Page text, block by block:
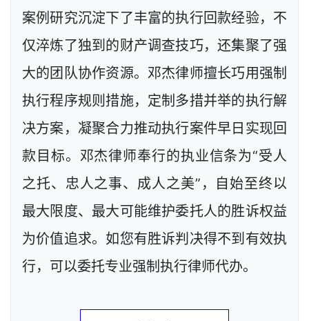
案例研究沉淀下了丰富的执行回款经验，不
仅淬炼了独到的财产调查技巧，还集聚了强
大的团队协作资源。邓杰律师擅长巧用强制
执行程序规则措施，定制多措并举的执行解
决方案，凝聚合力推动执行案件早日实现回
款目标。邓杰律师奉行的执业信条为“受人
之托、忠人之事、成人之美”，自始至终以
最大限度、最大可能维护委托人的胜诉权益
为价值追求。如您有胜诉判决得不到有效执
行，可以委托专业强制执行律师代办。